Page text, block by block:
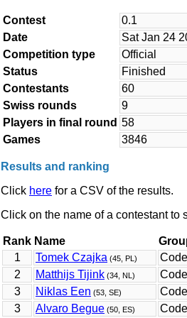
Contest
0.1
Date
Sat Jan 24
Competition type
Official
Status
Finished
Contestants
60
Swiss rounds
9
Players in final round 58
Games
3846
Results and ranking
Click here for a CSV of the results.
Click on the name of a contestant to
Rank Name
1
Tomek Czajka (45, PL)
2
Matthijs Tijink (34, NL)
3
Niklas Een (53, SE)
3
Alvaro Begue (50, ES)